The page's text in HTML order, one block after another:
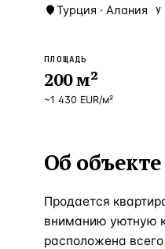
Турция · Алания У
ПЛОЩАДЬ
200м²
~1 430 EUR/м²
Об объекте
Продается
вниманию уютную
расположена